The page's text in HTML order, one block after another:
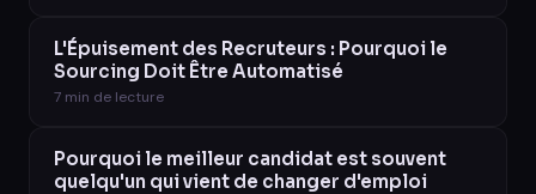
L'Épuisement des Recruteurs : Pourquoi le
Sourcing Doit Être Automatisé
7 min de lecture
Pourquoi le meilleur candidat est souvent
quelqu'un qui vient de changer d'emploi